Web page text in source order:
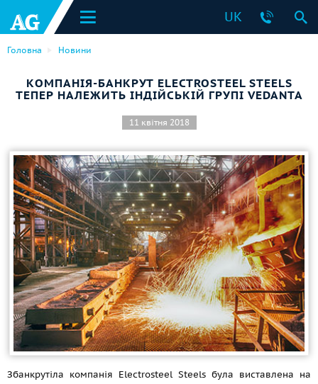
UK
Головна Новини
КОМПАНІЯ-БАНКРУТ ELECTROSTEEL STEELS
ТЕПЕР НАЛЕЖИТЬ ІНДІЙСЬКІЙ ГРУПІ VEDANTA
11 квітня 2018
Збанкрутіла компанія Electrosteel Steels була виставлена на